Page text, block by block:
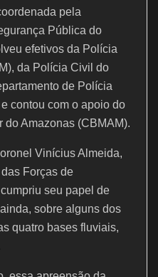
pela
Pública do
efetivos da Polícia
da Polícia Civil do
de Polícia
contou com o apoio do
Amazonas (CBMAM).
Vinícius Almeida,
Forças de
seu papel de
sobre alguns dos
quatro bases fluviais,